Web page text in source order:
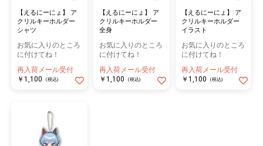
【えるにーにょ】 ア
クリルキーホルダー
シャツ
お気に入りのところ
に付けてね！
再入荷メール受付
￥1,100
(税込)
【えるにーにょ】 ア
クリルキーホルダー
全身
お気に入りのところ
に付けてね！
再入荷メール受付
￥1,100
(税込)
【えるにーにょ】 ア
クリルキーホルダー
イラスト
お気に入りのところ
に付けてね！
再入荷メール受付
￥1,100
(税込)